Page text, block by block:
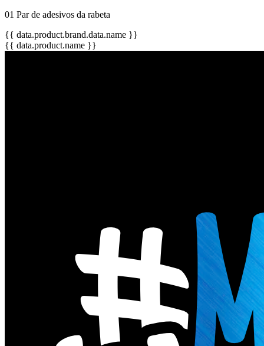
01 Par de adesivos da rabeta
{{ data.product.brand.data.name }}
{{ data.product.name }}